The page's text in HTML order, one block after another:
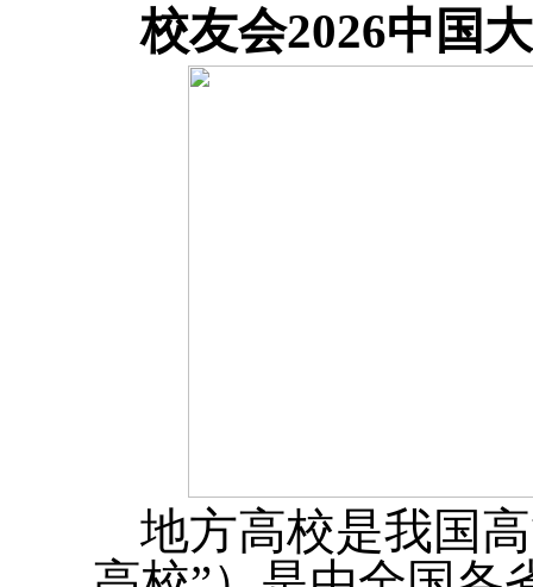
校友会2026中国
地方高校是我国